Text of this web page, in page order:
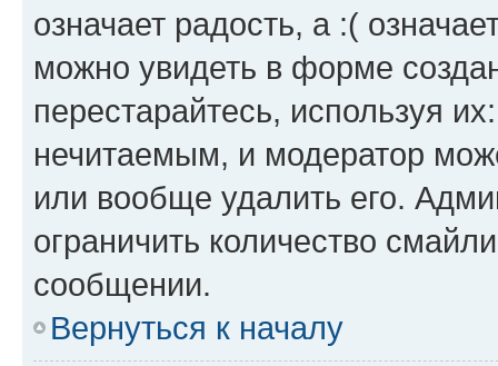
означает радость, а :(
можно увидеть в форме
перестарайтесь, используя
нечитаемым, и модератор
или вообще удалить его.
ограничить количество
сообщении.
Вернуться к началу